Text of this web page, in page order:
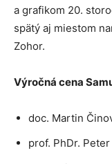
a grafikom 20.
spätý aj miestom
Zohor.
Výročná cena
doc. Martin
prof. PhDr.